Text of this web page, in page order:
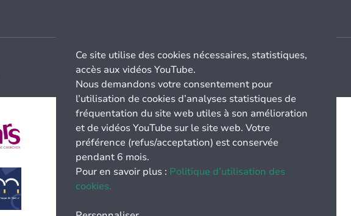
Ce site utilise des cookies nécessaires, statistiques,
accès aux vidéos YouTube.
Nous demandons votre consentement pour
l’utilisation de cookies d’analyses statistiques de
fréquentation du site web utiles à son amélioration
et de vidéos YouTube sur le site web. Votre
préférence (refus/acceptation) est conservée
pendant 6 mois.
Pour en savoir plus : Politique d’utilisation des
cookies.